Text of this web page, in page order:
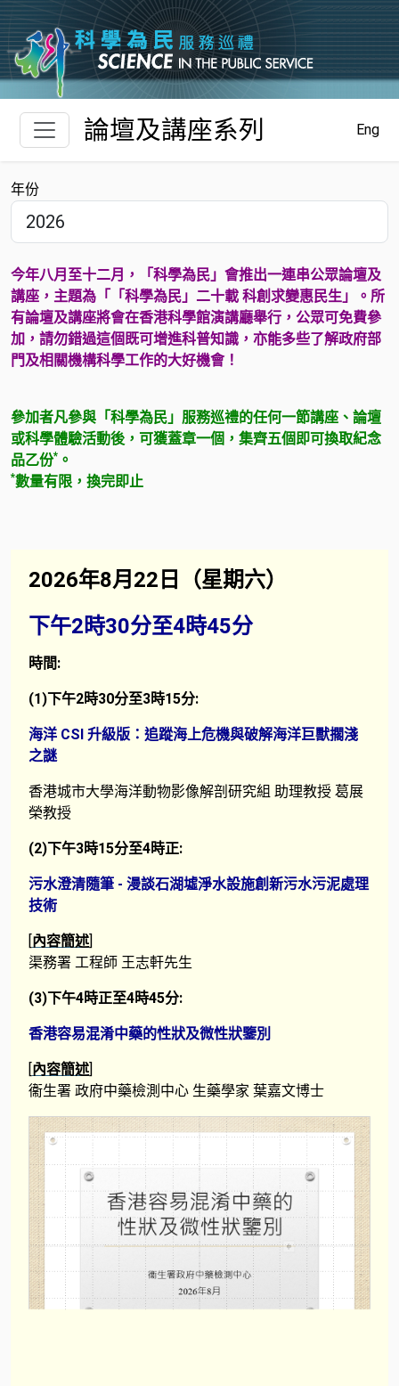
跳至主要內容
論壇及講座系列 Eng
年份
今年八月至十二月，「科學為民」會推出一連串公眾論壇及
講座，主題為「「科學為民」二十載 科創求變惠民生」。所
有論壇及講座將會在香港科學館演講廳舉行，公眾可免費參
加，請勿錯過這個既可增進科普知識，亦能多些了解政府部
門及相關機構科學工作的大好機會！
參加者凡參與「科學為民」服務巡禮的任何一節講座、論壇
或科學體驗活動後，可獲蓋章一個，集齊五個即可換取紀念
品乙份* 。
*數量有限，換完即止
2026年8月22日（星期六）
下午2時30分至4時45分
時間:
(1)下午2時30分至3時15分:
海洋 CSI 升級版：追蹤海上危機與破解海洋巨獸擱淺
之謎
香港城市大學海洋動物影像解剖研究組 助理教授 葛展
榮教授
(2)下午3時15分至4時正:
污水澄清隨筆 - 漫談石湖墟淨水設施創新污水污泥處理
技術
[內容簡述]
渠務署 工程師 王志軒先生
(3)下午4時正至4時45分:
香港容易混淆中藥的性狀及微性狀鑒別
[內容簡述]
衞生署 政府中藥檢測中心 生藥學家 葉嘉文博士